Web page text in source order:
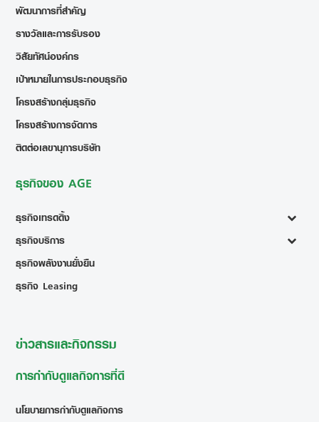
พัฒนาการที่สำคัญ
รางวัลและการรับรอง
วิสัยทัศน์องค์กร
เป้าหมายในการประกอบธุรกิจ
โครงสร้างกลุ่มธุรกิจ
โครงสร้างการจัดการ
ติดต่อเลขานุการบริษัท
ธุรกิจของ AGE
ธุรกิจเทรดดิ้ง
ธุรกิจบริการ
ธุรกิจพลังงานยั่งยืน
ธุรกิจ Leasing
ข่าวสารและกิจกรรม
การกำกับดูแลกิจการที่ดี
นโยบายการกำกับดูแลกิจการ